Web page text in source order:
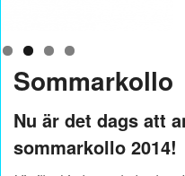
Sommarkollo
Nu är det dags att
sommarkollo 2014!